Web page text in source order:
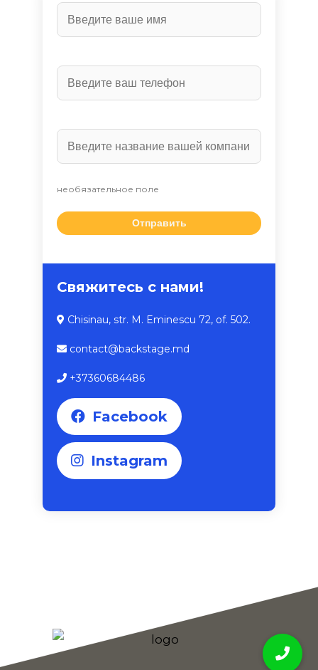
необязательное поле
Свяжитесь с нами!
Chisinau, str. M. Eminescu 72, of. 502.
contact@backstage.md
+37360684486
Facebook
Instagram